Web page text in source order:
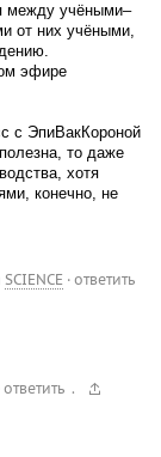
между учёными–
от них учёными,
эфире
с ЭпиВакКороной
то даже
хотя
конечно, не
SCIENCE · ответить
ответить .